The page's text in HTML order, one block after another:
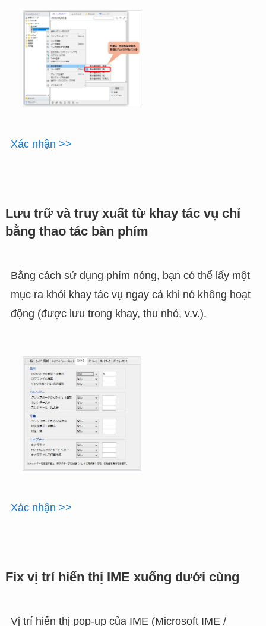
Xác nhận >>
Lưu trữ và truy xuất từ khay tác vụ chỉ
bằng thao tác bàn phím
Bằng cách sử dụng phím nóng, bạn có thể lấy một
mục ra khỏi khay tác vụ ngay cả khi nó không hoạt
động (được lưu trong khay, thu nhỏ, v.v.).
Xác nhận >>
Fix vị trí hiển thị IME xuống dưới cùng
Vị trí hiển thị pop-up của IME (Microsoft IME /